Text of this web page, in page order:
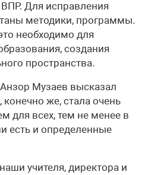
Для исправления
методики, программы.
необходимо для
создания
пространства.
Музаев высказал
же, стала очень
для всех, тем не менее в
есть и определенные
учителя, директора и